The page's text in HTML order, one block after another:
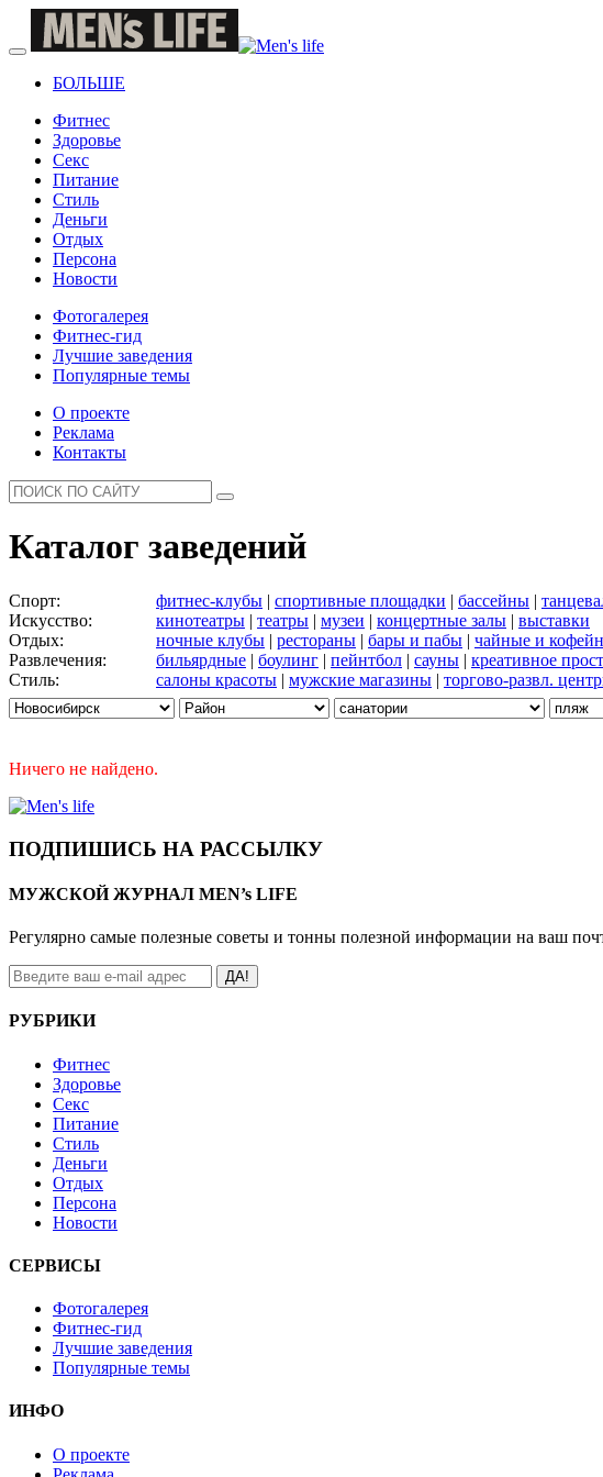
БОЛЬШЕ
Фитнес
Здоровье
Секс
Питание
Стиль
Деньги
Отдых
Персона
Новости
Фотогалерея
Фитнес-гид
Лучшие заведения
Популярные темы
О проекте
Реклама
Контакты
Каталог заведений
Спорт: фитнес-клубы | спортивные площадки | бассейны |
Искусство:
кинотеатры | театры | музеи | концертные залы | выставки
Отдых:
ночные клубы | рестораны | бары и пабы | чайные и
Развлечения:
бильярдные | боулинг | пейнтбол | сауны | креативное
Стиль:
салоны красоты | мужские магазины | торгово-развл.
Ничего не найдено.
ПОДПИШИСЬ НА РАССЫЛКУ
МУЖСКОЙ ЖУРНАЛ MEN’s LIFE
Регулярно самые полезные советы и тонны полезной информации на ваш
ДА!
РУБРИКИ
Фитнес
Здоровье
Секс
Питание
Стиль
Деньги
Отдых
Персона
Новости
СЕРВИСЫ
Фотогалерея
Фитнес-гид
Лучшие заведения
Популярные темы
ИНФО
О проекте